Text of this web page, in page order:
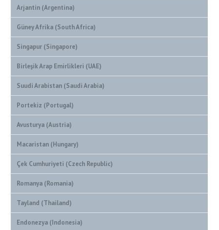
Arjantin (Argentina)
Güney Afrika (South Africa)
Singapur (Singapore)
Birleşik Arap Emirlikleri (UAE)
Suudi Arabistan (Saudi Arabia)
Portekiz (Portugal)
Avusturya (Austria)
Macaristan (Hungary)
Çek Cumhuriyeti (Czech Republic)
Romanya (Romania)
Tayland (Thailand)
Endonezya (Indonesia)